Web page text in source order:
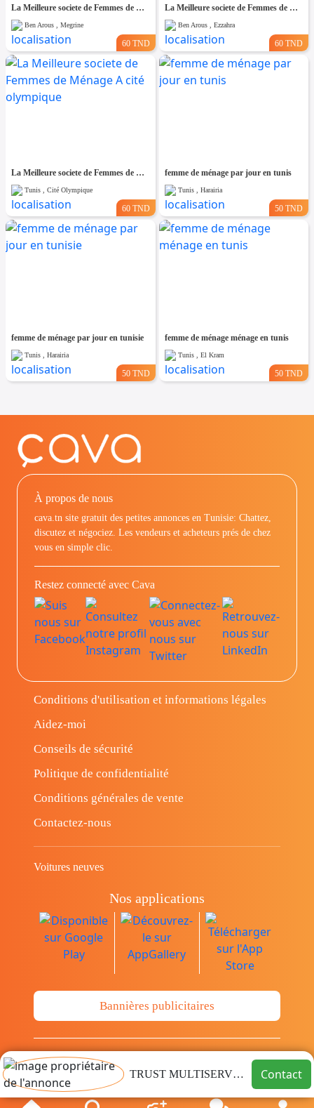
La Meilleure societe de Femmes de Ménage A Megrine
Ben Arous , Megrine
60 TND
La Meilleure societe de Femmes de Ménage A Ezzahra
Ben Arous , Ezzahra
60 TND
La Meilleure societe de Femmes de Ménage A cité olympique
Tunis , Cité Olympique
60 TND
femme de ménage par jour en tunis
Tunis , Harairia
50 TND
femme de ménage par jour en tunisie
Tunis , Harairia
50 TND
femme de ménage ménage en tunis
Tunis , El Kram
50 TND
TRUST MULTISERVICES ARIANA Contact
À propos de nous
cava.tn site gratuit des petites annonces en Tunisie: Chattez,
discutez et négociez. Les vendeurs et acheteurs prés de chez
vous en simple clic.
Restez connecté avec Cava
Conditions d'utilisation et informations légales
Aidez-moi
Conseils de sécurité
Politique de confidentialité
Conditions générales de vente
Contactez-nous
Voitures neuves
Nos applications
Bannières publicitaires
© Copyright 2014-2026 Cava.tn Limited Tous
les droits sont réservés.